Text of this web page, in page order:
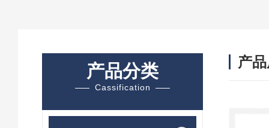
产品分类
Cassification
产